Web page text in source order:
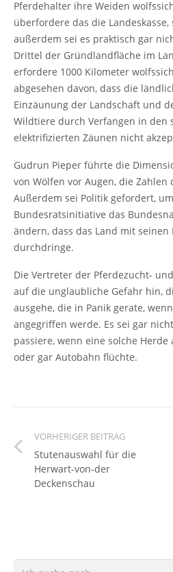
Pferdehalter ihre Weiden
überfordere das die Landeskasse,
außerdem sei es praktisch gar
Drittel der Gründlandfläche im
erfordere 1000 Kilometer
abgesehen davon, dass die
Einzäunung der Landschaft und
Wildtiere durch Verfangen in den
elektrifizierten Zäunen nicht
Gudrun Pieper führte die
von Wölfen vor Augen, die
Außerdem sei Politik gefordert,
Bundesratsinitiative das
ändern, dass das Land mit seinen
durchdringe.
Die Vertreter der Pferdezucht-
auf die unglaubliche Gefahr hin,
ausgehe, die in Panik gerate,
angegriffen werde. Es sei gar
passiere, wenn eine solche
oder gar Autobahn flüchte.
VORHERIGER BEITRAG
Stutenauswahl für die
Herwart-von-der
Deckenschau